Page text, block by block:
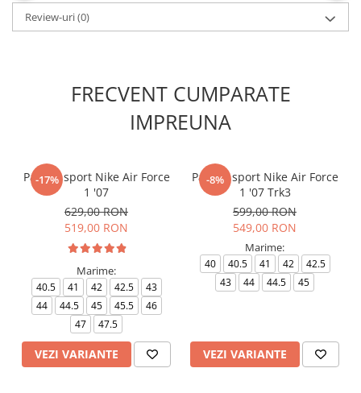
Review-uri(0)
FRECVENT CUMPARATE
IMPREUNA
-17%
Pantofi sport Nike Air Force
1 '07
629,00 RON
519,00 RON
Marime:
40.5 41 42 42.5
43
44
44.5 45 45.5
46
47
47.5
VEZI VARIANTE
-8%
Pantofi sport Nike Air Force
1 '07 Trk3
599,00 RON
549,00 RON
Marime:
40 40.5 41 42
42.5
43
44 44.5 45
VEZI VARIANTE